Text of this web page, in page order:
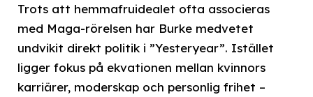
Trots att hemmafruidealet ofta associeras
med Maga-rörelsen har Burke medvetet
undvikit direkt politik i ”Yesteryear”. Istället
ligger fokus på ekvationen mellan kvinnors
karriärer, moderskap och personlig frihet –